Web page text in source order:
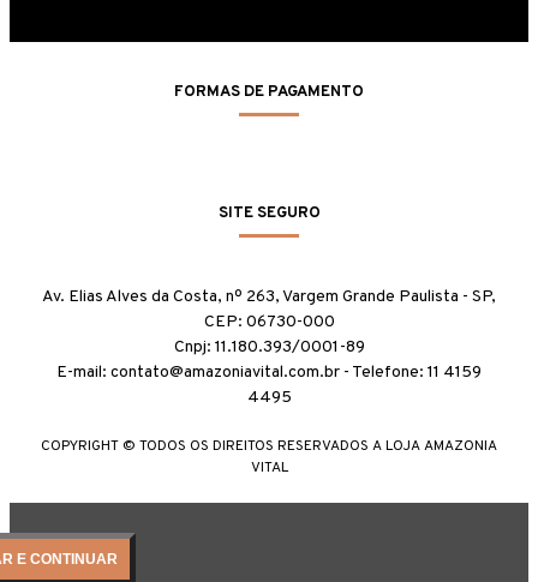
FORMAS DE PAGAMENTO
SITE SEGURO
Av. Elias Alves da Costa, nº 263, Vargem Grande Paulista - SP,
CEP: 06730-000
Cnpj: 11.180.393/0001-89
E-mail: contato@amazoniavital.com.br - Telefone: 11 4159
4495
COPYRIGHT © TODOS OS DIREITOS RESERVADOS A LOJA AMAZONIA
VITAL
E CONTINUAR